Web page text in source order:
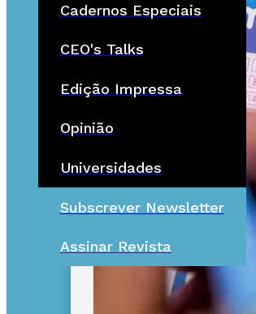
Cadernos Especiais
CEO's Talks
Edição Impressa
Opinião
Universidades
Subscrever Newsletter
Assinar Revista